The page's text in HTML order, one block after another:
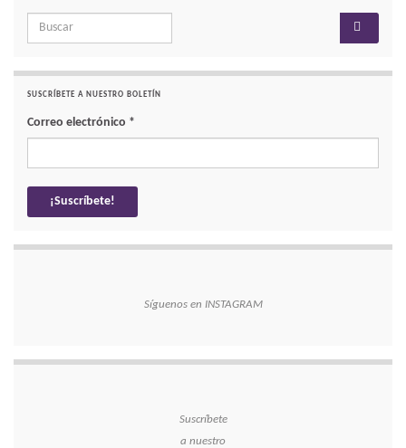
Search for:
SUSCRÍBETE A NUESTRO BOLETÍN
Correo electrónico *
Síguenos en INSTAGRAM
Suscríbete
a nuestro